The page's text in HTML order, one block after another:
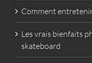
Comment
Les vrais bienfaits
skateboard